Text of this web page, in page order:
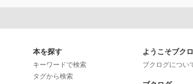
本を探す
キーワードで検索
タグから検索
ようこそブク
ブクログについ